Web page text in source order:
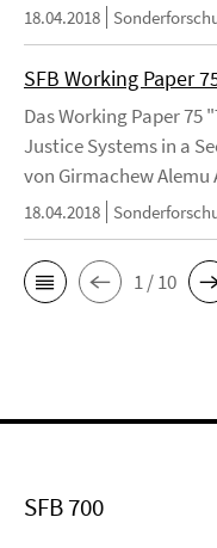
18.04.2018
SFB Working Paper
Das Working Paper 75
Justice Systems in a
von Girmachew Alemu
18.04.2018
1 / 10
SFB 700